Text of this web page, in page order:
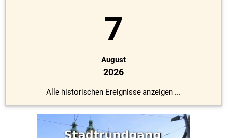
7
August
2026
Alle historischen Ereignisse anzeigen ...